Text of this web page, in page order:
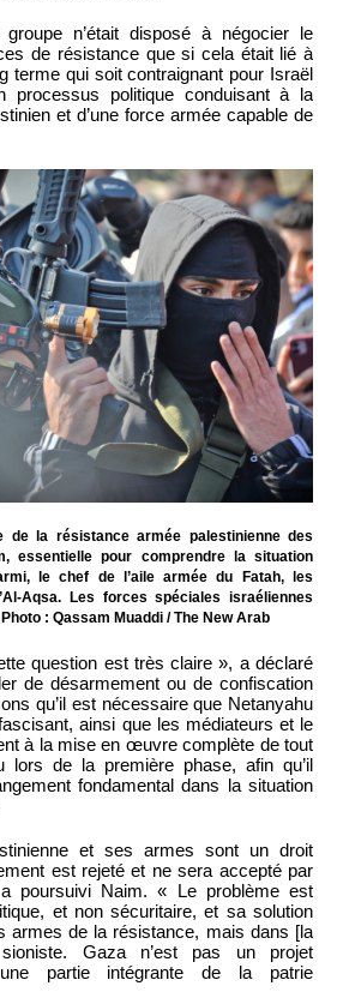
n’était disposé à négocier le
de résistance que si cela était lié à
terme qui soit contraignant pour Israël
processus politique conduisant à la
et d’une force armée capable de
la résistance armée palestinienne des
essentielle pour comprendre la situation
le chef de l’aile armée du Fatah, les
Aqsa. Les forces spéciales israéliennes
: Qassam Muaddi / The New Arab
question est très claire », a déclaré
de désarmement ou de confiscation
qu’il est nécessaire que Netanyahu
ainsi que les médiateurs et le
à la mise en œuvre complète de tout
de la première phase, afin qu’il
fondamental dans la situation
et ses armes sont un droit
est rejeté et ne sera accepté par
poursuivi Naim. « Le problème est
et non sécuritaire, et sa solution
armes de la résistance, mais dans [la
Gaza n’est pas un projet
partie intégrante de la patrie